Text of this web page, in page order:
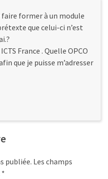
former à un module
que celui-ci n’est
France . Quelle OPCO
que je puisse m’adresser
publiée. Les champs
*